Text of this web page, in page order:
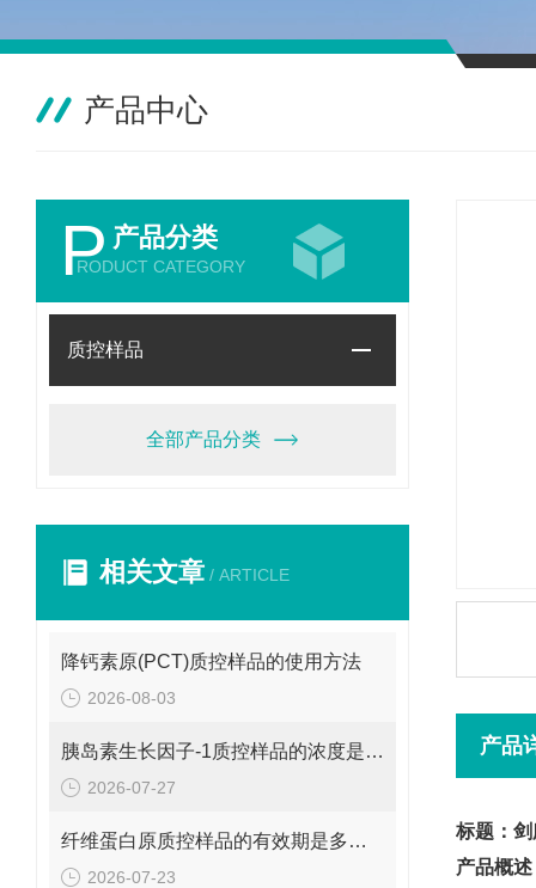
产品中心
P 产品分类
RODUCT CATEGORY
质控样品
全部产品分类
相关文章 / ARTICLE
降钙素原(PCT)质控样品的使用方法
2026-08-03
胰岛素生长因子-1质控样品的浓度是多少呢？
2026-07-27
纤维蛋白原质控样品的有效期是多久呢？
2026-07-23
产品
标题：
产品概述